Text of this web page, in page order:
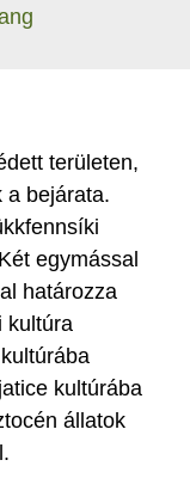
területen,
a bejárata.
egymással
határozza
kultúra
kultúrába
állatok